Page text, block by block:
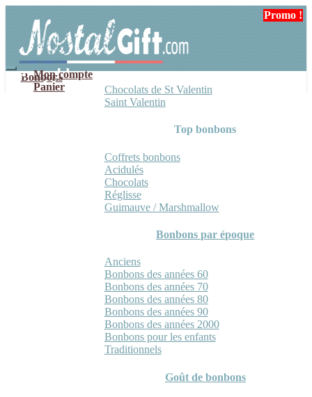
navigation
contenu
Mon compte
Panier
Bonbons
Chocolats de St Valentin
Saint Valentin
Top bonbons
Coffrets bonbons
Acidulés
Chocolats
Réglisse
Guimauve / Marshmallow
Bonbons par époque
Anciens
Bonbons des années 60
Bonbons des années 70
Bonbons des années 80
Bonbons des années 90
Bonbons des années 2000
Bonbons pour les enfants
Traditionnels
Goût de bonbons
Promo !